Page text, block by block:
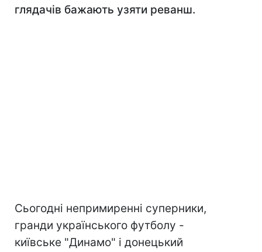
глядачів бажають узяти реванш.
Сьогодні непримиренні суперники,
гранди українського футболу -
київське "Динамо" і донецький